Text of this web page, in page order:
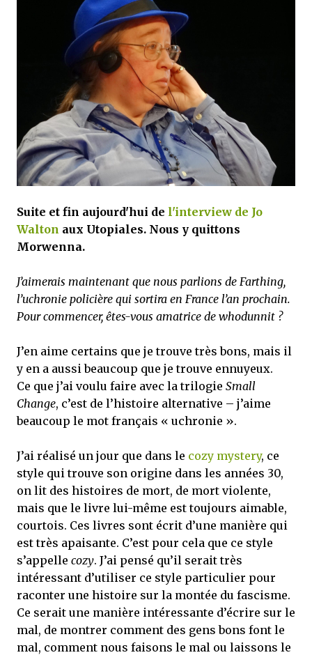
que Thomas connaissait et appréciait Olivier. Marlowe découvre une ville qu’il
ne connaissait pas, habitée par la méfiance, la peur et le rigorisme de la Ligue,
une ville pleine de mystères et de vieilles rancœurs. La Dame d...
Suite et fin aujourd'hui de l'interview de Jo
Walton aux Utopiales. Nous y quittons
Morwenna.
J’aimerais maintenant que nous parlions de Farthing,
l’uchronie policière qui sortira en France l’an prochain.
Pour commencer, êtes-vous amatrice de whodunnit ?
J’en aime certains que je trouve très bons, mais il
y en a aussi beaucoup que je trouve ennuyeux.
Ce que j’ai voulu faire avec la trilogie Small
Change, c’est de l’histoire alternative – j’aime
beaucoup le mot français « uchronie ».
J’ai réalisé un jour que dans le cozy mystery, ce
style qui trouve son origine dans les années 30,
on lit des histoires de mort, de mort violente,
mais que le livre lui-même est toujours aimable,
courtois. Ces livres sont écrit d’une manière qui
est très apaisante. C’est pour cela que ce style
s’appelle cozy. J’ai pensé qu’il serait très
intéressant d’utiliser ce style particulier pour
raconter une histoire sur la montée du fascisme.
Ce serait une manière intéressante d’écrire sur le
mal, de montrer comment des gens bons font le
mal, comment nous faisons le mal ou laissons le